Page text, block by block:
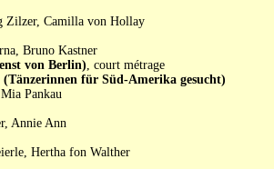
Zilzer, Camilla von Hollay
Bruno Kastner
von Berlin), court métrage
für Süd-Amerika gesucht)
Pankau
Annie Ann
Hertha fon Walther